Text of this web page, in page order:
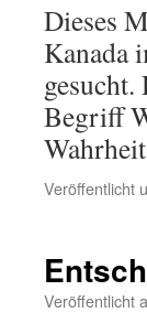
Dieses
Kanada
Begriff
Veröffentlicht
Veröffentlicht